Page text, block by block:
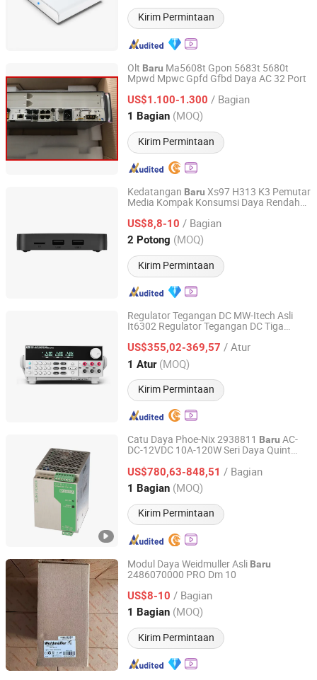
Kirim Permintaan
Olt Baru Ma5608t Gpon 5683t 5680t
Mpwd Mpwc Gpfd Gfbd Daya AC 32 Port
US$1.100-1.300 / Bagian
1 Bagian (MOQ)
Kirim Permintaan
Hongking Communication Technology Shenzhen Co.,
Limited
Guangdong, China Harga mulai 2010
Kedatangan Baru Xs97 H313 K3 Pemutar
Media Kompak Konsumsi Daya Rendah
US$8,8-10 / Bagian
2 Potong (MOQ)
Kirim Permintaan
Shenzhen Xangshi Technology Co., Ltd.
Guangdong, China Harga mulai 2020
Regulator Tegangan DC MW-Itech Asli
It6302 Regulator Tegangan DC Tiga
Daya 30V/3A/90W Harga Grosir Pabrik
US$355,02-369,57 / Atur
1 Atur (MOQ)
Kirim Permintaan
Shenzhen Leading International Trading Co., Ltd.
Guangdong, China Harga mulai 2024
Catu Daya Phoe-Nix 2938811 Baru AC-
DC-12VDC 10A-120W Seri Daya Quint
US$780,63-848,51 / Bagian
1 Bagian (MOQ)
Kirim Permintaan
Energy Technology Co., Ltd. (Shenzhen)
Guangdong, China Harga mulai 2017
Modul Daya Weidmuller Asli Baru
2486070000 PRO Dm 10
US$8-10 / Bagian
1 Bagian (MOQ)
Kirim Permintaan
Xiamen Swill Intelligence Technology Co., Ltd.
Fujian, China Harga mulai 2023